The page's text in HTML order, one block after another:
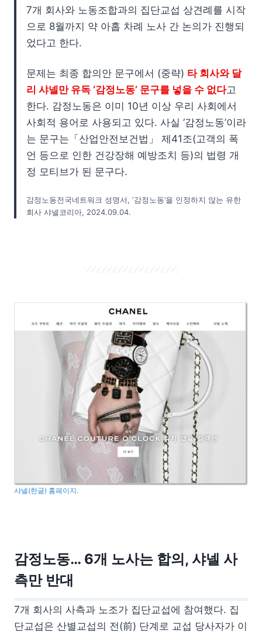
7개 회사와 노동조합과의 집단교섭 상견례를 시작
으로 8월까지 약 아홉 차례 노사 간 논의가 진행되
었다고 한다.
문제는 최종 합의안 문구에서 (중략) 타 회사와 달
리 샤넬만 유독 ‘감정노동’ 문구를 넣을 수 없다고
한다. 감정노동은 이미 10년 이상 우리 사회에서
사회적 용어로 사용되고 있다. 사실 ‘감정노동’이라
는 문구는「산업안전보건법」 제41조(고객의 폭
언 등으로 인한 건강장해 예방조치 등)의 법령 개
정 모티브가 된 문구다.
감정노동전국네트워크 성명서, ‘감정노동’을 인정하지 않는 유한
회사 샤넬코리아, 2024.09.04.
샤넬(한글) 홈페이지.
감정노동… 6개 노사는 합의, 샤넬 사
측만 반대
7개 회사의 사측과 노조가 집단교섭에 참여했다. 집
단교섭은 산별교섭의 전(前) 단계로 교섭 당사자가 이